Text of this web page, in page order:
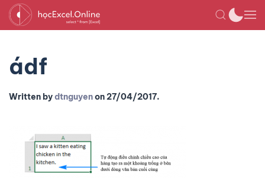
ádf
Written bydtnguyenon27/04/2017.